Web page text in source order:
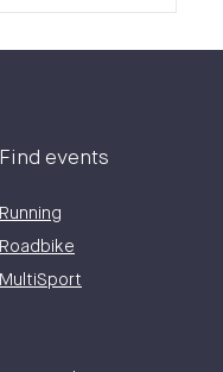
Find events
Running
Roadbike
MultiSport